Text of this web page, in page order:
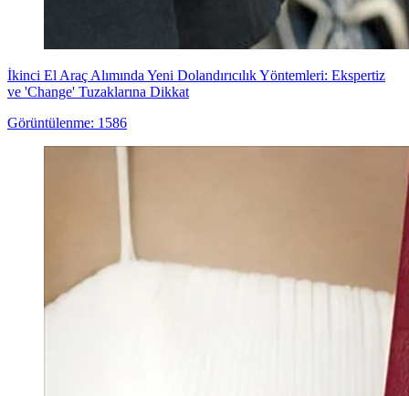
İkinci El Araç Alımında Yeni Dolandırıcılık Yöntemleri: Ekspertiz
ve 'Change' Tuzaklarına Dikkat
Görüntülenme: 1586